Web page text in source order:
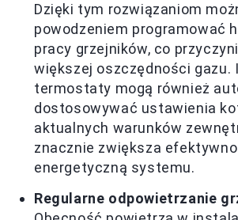
Dzięki tym rozwiązaniom
powodzeniem programować
pracy grzejników, co
większej oszczędności gazu.
termostaty mogą również
dostosowywać ustawienia
aktualnych warunków
znacznie zwiększa
energetyczną systemu.
Regularne odpowietrzanie